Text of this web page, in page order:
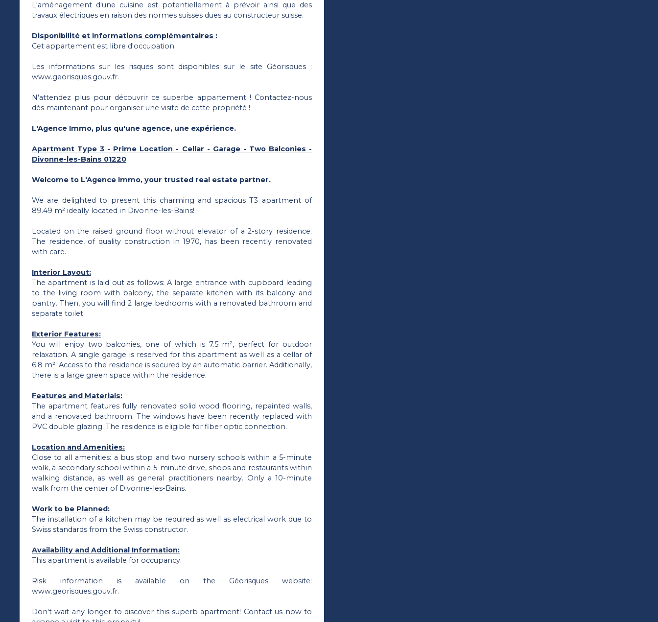
L'aménagement d'une cuisine est potentiellement à prévoir ainsi que des
travaux électriques en raison des normes suisses dues au constructeur suisse.
Disponibilité et Informations complémentaires :
Cet appartement est libre d'occupation.
Les informations sur les risques sont disponibles sur le site Géorisques :
www.georisques.gouv.fr.
N'attendez plus pour découvrir ce superbe appartement ! Contactez-nous
dès maintenant pour organiser une visite de cette propriété !
L'Agence Immo, plus qu'une agence, une expérience.
Apartment Type 3 - Prime Location - Cellar - Garage - Two Balconies -
Divonne-les-Bains 01220
Welcome to L'Agence Immo, your trusted real estate partner.
We are delighted to present this charming and spacious T3 apartment of
89.49 m² ideally located in Divonne-les-Bains!
Located on the raised ground floor without elevator of a 2-story residence.
The residence, of quality construction in 1970, has been recently renovated
with care.
Interior Layout:
The apartment is laid out as follows: A large entrance with cupboard leading
to the living room with balcony, the separate kitchen with its balcony and
pantry. Then, you will find 2 large bedrooms with a renovated bathroom and
separate toilet.
Exterior Features:
You will enjoy two balconies, one of which is 7.5 m², perfect for outdoor
relaxation. A single garage is reserved for this apartment as well as a cellar of
6.8 m². Access to the residence is secured by an automatic barrier. Additionally,
there is a large green space within the residence.
Features and Materials:
The apartment features fully renovated solid wood flooring, repainted walls,
and a renovated bathroom. The windows have been recently replaced with
PVC double glazing. The residence is eligible for fiber optic connection.
Location and Amenities:
Close to all amenities: a bus stop and two nursery schools within a 5-minute
walk, a secondary school within a 5-minute drive, shops and restaurants within
walking distance, as well as general practitioners nearby. Only a 10-minute
walk from the center of Divonne-les-Bains.
Work to be Planned:
The installation of a kitchen may be required as well as electrical work due to
Swiss standards from the Swiss constructor.
Availability and Additional Information:
This apartment is available for occupancy.
Risk information is available on the Géorisques website:
www.georisques.gouv.fr.
Don't wait any longer to discover this superb apartment! Contact us now to